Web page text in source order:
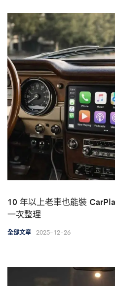
10 年以上老車也能裝
一次整理
全部文章 2025-12-26